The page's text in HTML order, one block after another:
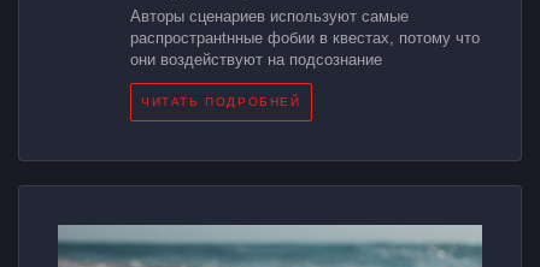
Авторы сценариев используют самые
распространtнные фобии в квестах, потому что
они воздействуют на подсознание
ЧИТАТЬ ПОДРОБНЕЙ